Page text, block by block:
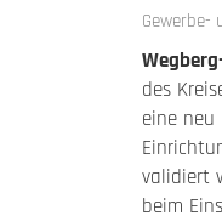
Gewerbe-
des
eine neu
validiert
beim